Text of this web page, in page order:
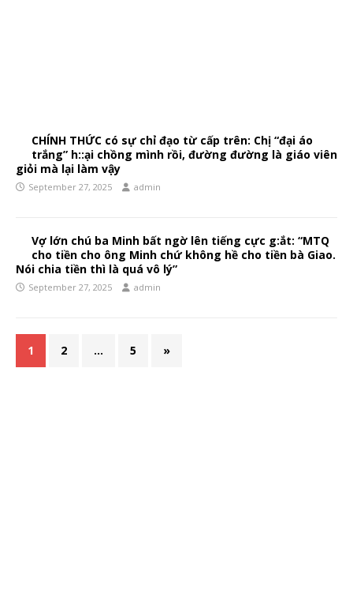
CHÍNH THỨC có sự chỉ đạo từ cấp trên: Chị “đại áo
trắng” h::ại chồng mình rồi, đường đường là giáo viên
giỏi mà lại làm vậy
September 27, 2025 admin
Vợ lớn chú ba Minh bất ngờ lên tiếng cực g:ắt: “MTQ
cho tiền cho ông Minh chứ không hề cho tiền bà Giao.
Nói chia tiền thì là quá vô lý”
September 27, 2025 admin
1 2 … 5 »